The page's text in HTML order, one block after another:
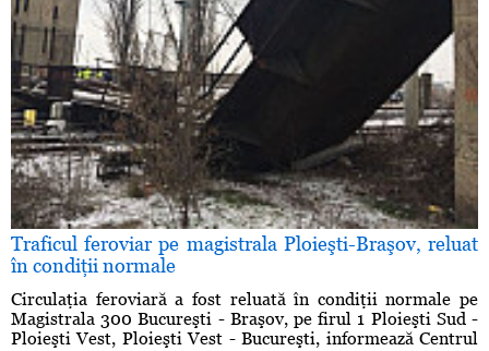
Traficul feroviar pe magistrala Ploieşti-Braşov, reluat
în condiţii normale
Circulaţia feroviară a fost reluată în condiţii normale pe
Magistrala 300 Bucureşti - Braşov, pe firul 1 Ploieşti Sud -
Ploieşti Vest, Ploieşti Vest - Bucureşti, informează Centrul